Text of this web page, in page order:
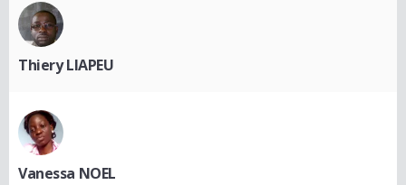
Thiery LIAPEU
Vanessa NOEL